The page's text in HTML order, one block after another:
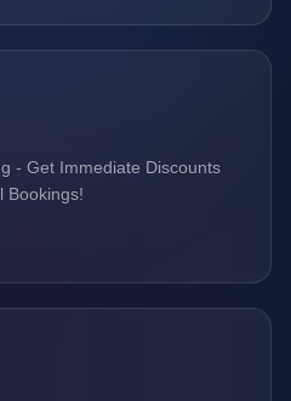
- Get Immediate Discounts
Bookings!